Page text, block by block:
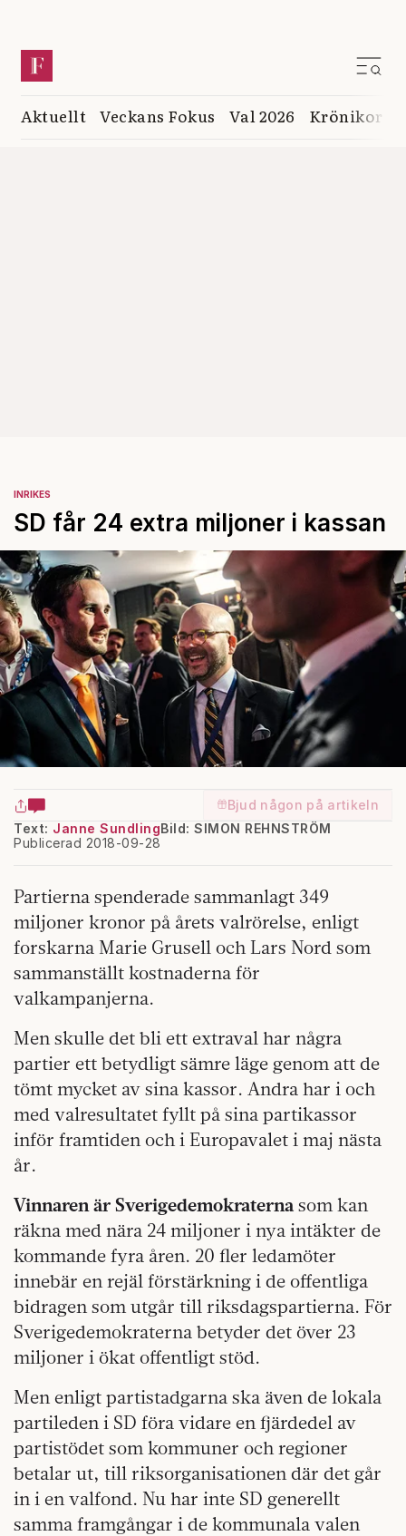
Aktuellt Veckans Fokus Val 2026 Krönikor
INRIKES
SD får 24 extra miljoner i kassan
Bjud någon på artikeln
Text: Janne Sundling
Publicerad 2018-09-28
Bild: SIMON REHNSTRÖM
Partierna spenderade sammanlagt 349
miljoner kronor på årets valrörelse, enligt
forskarna Marie Grusell och Lars Nord som
sammanställt kostnaderna för
valkampanjerna.
Men skulle det bli ett extraval har några
partier ett betydligt sämre läge genom att de
tömt mycket av sina kassor. Andra har i och
med valresultatet fyllt på sina partikassor
inför framtiden och i Europavalet i maj nästa
år.
Vinnaren är Sverigedemokraterna som kan
räkna med nära 24 miljoner i nya intäkter de
kommande fyra åren. 20 fler ledamöter
innebär en rejäl förstärkning i de offentliga
bidragen som utgår till riksdagspartierna. För
Sverigedemokraterna betyder det över 23
miljoner i ökat offentligt stöd.
Men enligt partistadgarna ska även de lokala
partileden i SD föra vidare en fjärdedel av
partistödet som kommuner och regioner
betalar ut, till riksorganisationen där det går
in i en valfond. Nu har inte SD generellt
samma framgångar i de kommunala valen